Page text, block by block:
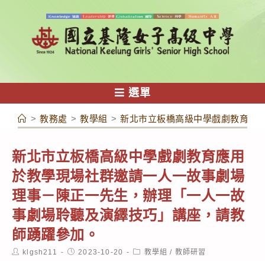
容
選單
> 教務處 > 教學組 > 新北市立板橋高級中學戲劇教育應
新北市立板橋高級中學戲劇教育應用
於教學現場社群邀請一人一故事劇場
理事－陳正一先生，辦理「一人一故
事劇場聆聽及演繹技巧」講座，請教
師踴躍參加。
Postklgsh211
Post2023-10-20
Post教學組 / 教師研習